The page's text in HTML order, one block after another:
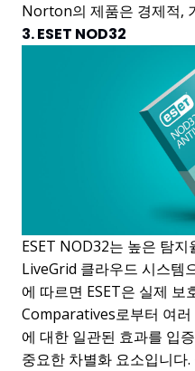
Norton의 제품은 경제적,
3. ESET NOD32
ESET NOD32는 높은 탐
LiveGrid 클라우드 시스템
에 따르면 ESET은 실제 보
Comparatives로부터 여러
에 대한 일관된 효과를 입
중요한 차별화 요소입니다